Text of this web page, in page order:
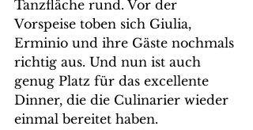
Tanzfläche rund. Vor der
Vorspeise toben sich Giulia,
Erminio und ihre Gäste nochmals
richtig aus. Und nun ist auch
genug Platz für das excellente
Dinner, die die Culinarier wieder
einmal bereitet haben.